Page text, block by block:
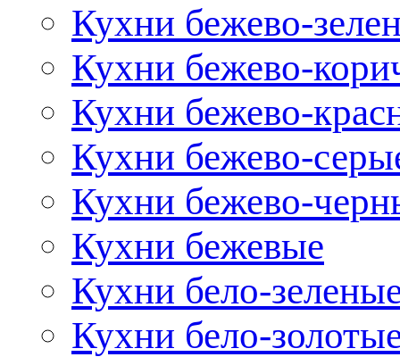
Кухни бежево-
Кухни бежево-
Кухни бежево-
Кухни бежево-
Кухни бежево-
Кухни бежевые
Кухни бело-
Кухни бело-